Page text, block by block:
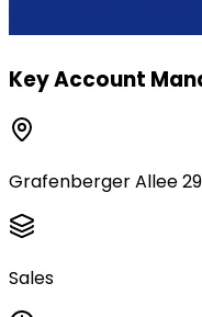
Key Account
Grafenberger Allee
Sales